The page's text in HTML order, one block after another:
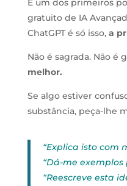
gratuito de IA
ChatGPT é só isso, a
Não é sagrada. Não é
melhor.
Se algo estiver
substância, peça-lhe
“Explica isto com
“Dá-me exemplos
“Reescreve esta